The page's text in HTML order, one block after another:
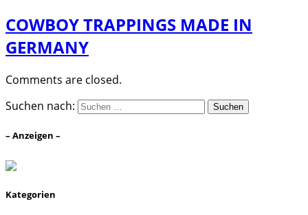
COWBOY TRAPPINGS MADE IN
GERMANY
Comments are closed.
Suchen nach:
– Anzeigen –
Kategorien